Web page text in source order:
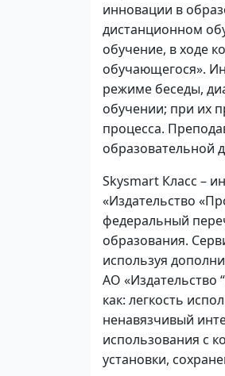
инновации в
дистанционном
обучение, в ходе
обучающегося».
режиме беседы,
обучении; при их
процесса.
образовательной
Skysmart Класс –
«Издательство
федеральный
образования.
используя
АО «Издательство
как: легкость
ненавязчивый
использования с
установки,